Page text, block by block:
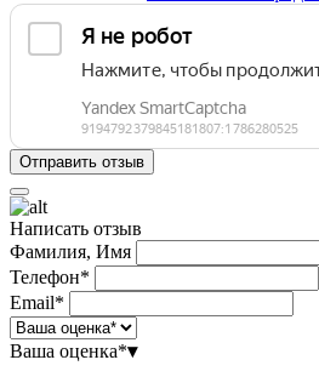
Написать отзыв
Фамилия, Имя
Телефон*
Email*
Ваша оценка*▾